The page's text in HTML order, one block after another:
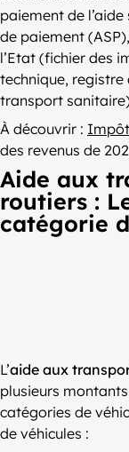
paiement de
de paiement
l’Etat (fichier des
technique,
transport
À découvrir :
des revenus de
Aide aux
routiers :
catégorie
L’aide aux
plusieurs
catégories de
de véhicules :